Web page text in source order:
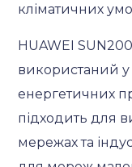
кліматичних
HUAWEI
використаний у
енергетичних
підходить для
мережах та